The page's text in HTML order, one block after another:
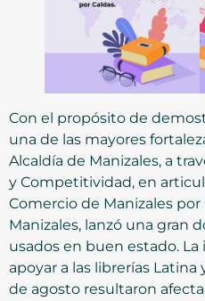
Con el propósito de
una de las mayores
Alcaldía de Manizales, a
y Competitividad, en
Comercio de Manizales por
Manizales, lanzó una gran
usados en buen estado.
apoyar a las librerías Latina
de agosto resultaron